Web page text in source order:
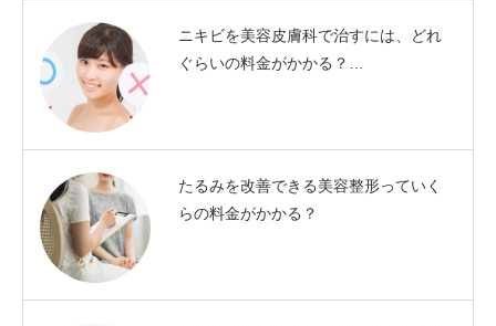
ニキビを美容皮膚科で治すには、どれ
ぐらいの料金がかかる？…
たるみを改善できる美容整形っていく
らの料金がかかる？